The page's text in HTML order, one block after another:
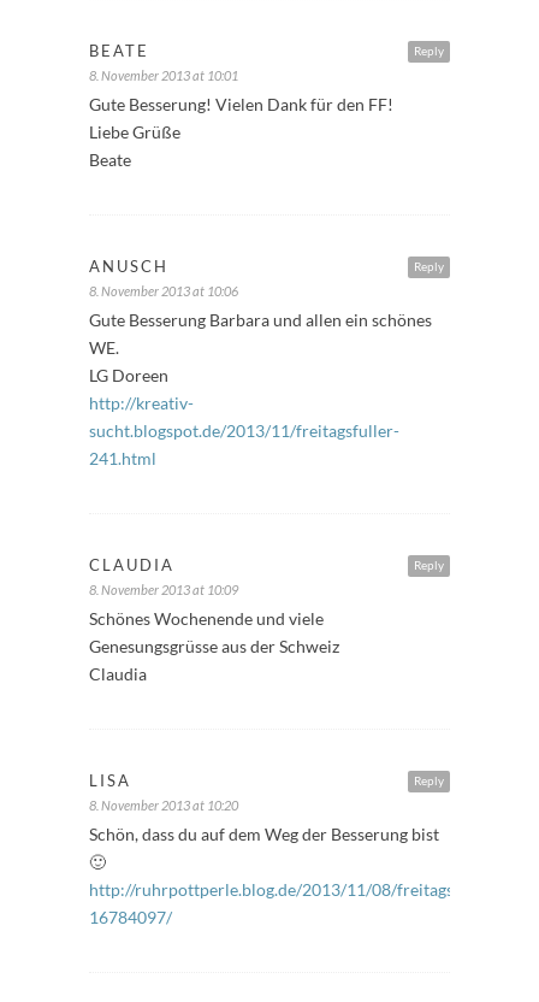
Reply
BEATE
8. November 2013 at 10:01
Gute Besserung! Vielen Dank für den FF!
Liebe Grüße
Beate
Reply
ANUSCH
8. November 2013 at 10:06
Gute Besserung Barbara und allen ein schönes
WE.
LG Doreen
http://kreativ-
sucht.blogspot.de/2013/11/freitagsfuller-
241.html
Reply
CLAUDIA
8. November 2013 at 10:09
Schönes Wochenende und viele
Genesungsgrüsse aus der Schweiz
Claudia
Reply
LISA
8. November 2013 at 10:20
Schön, dass du auf dem Weg der Besserung bist
🙂
http://ruhrpottperle.blog.de/2013/11/08/freitagsfueller-
16784097/